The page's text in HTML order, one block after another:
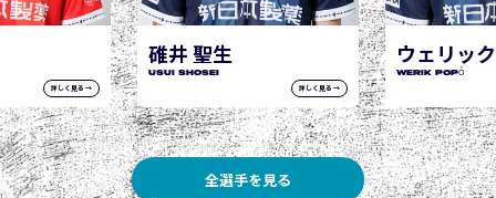
詳しく見る →
ウェリック ポポ
WERIK POPÓ
詳しく見る →
城後 寿
JOGO Hisashi
全選手を見る